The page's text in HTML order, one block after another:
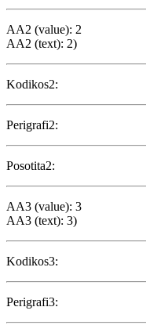
AA2 (value): 2
AA2 (text): 2)
Kodikos2:
Perigrafi2:
Posotita2:
AA3 (value): 3
AA3 (text): 3)
Kodikos3:
Perigrafi3: